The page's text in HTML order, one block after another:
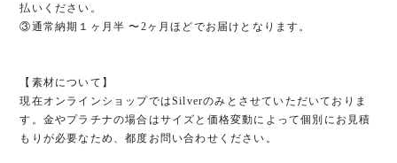
払いください。
③通常納期１ヶ月半 〜2ヶ月ほどでお届けとなります。
【素材について】
現在オンラインショップではSilverのみとさせていただいておりま
す。金やプラチナの場合はサイズと価格変動によって個別にお見積
もりが必要なため、都度お問い合わせください。